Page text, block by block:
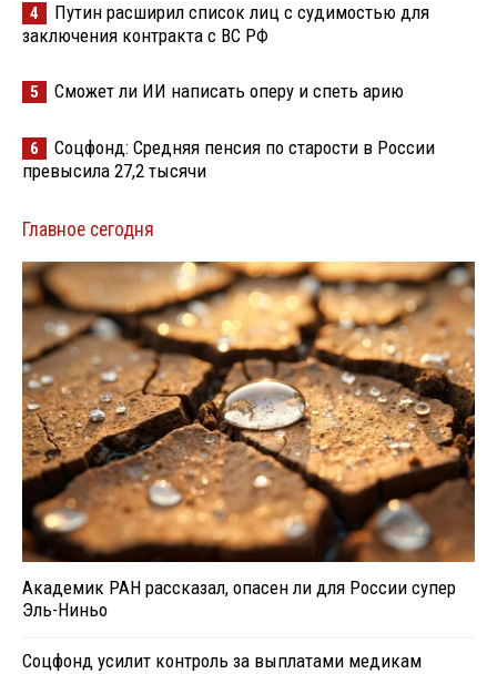
4
Путин расширил список лиц с судимостью для
заключения контракта с ВС РФ
5 Сможет ли ИИ написать оперу и спеть арию
6
Соцфонд: Средняя пенсия по старости в России
превысила 27,2 тысячи
Главное сегодня
Академик РАН рассказал, опасен ли для России супер
Эль-Ниньо
Соцфонд усилит контроль за выплатами медикам